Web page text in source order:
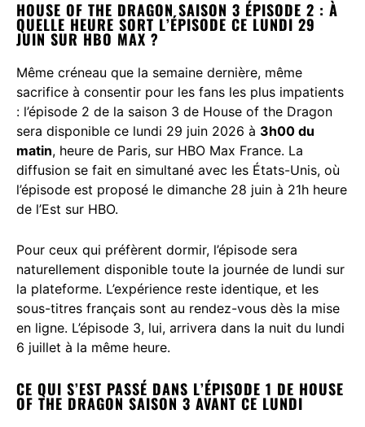
HOUSE OF THE DRAGON SAISON 3 ÉPISODE 2 : À
QUELLE HEURE SORT L’ÉPISODE CE LUNDI 29
JUIN SUR HBO MAX ?
Même créneau que la semaine dernière, même
sacrifice à consentir pour les fans les plus impatients
: l’épisode 2 de la saison 3 de House of the Dragon
sera disponible ce lundi 29 juin 2026 à 3h00 du
matin, heure de Paris, sur HBO Max France. La
diffusion se fait en simultané avec les États-Unis, où
l’épisode est proposé le dimanche 28 juin à 21h heure
de l’Est sur HBO.
Pour ceux qui préfèrent dormir, l’épisode sera
naturellement disponible toute la journée de lundi sur
la plateforme. L’expérience reste identique, et les
sous-titres français sont au rendez-vous dès la mise
en ligne. L’épisode 3, lui, arrivera dans la nuit du lundi
6 juillet à la même heure.
CE QUI S’EST PASSÉ DANS L’ÉPISODE 1 DE HOUSE
OF THE DRAGON SAISON 3 AVANT CE LUNDI